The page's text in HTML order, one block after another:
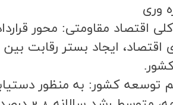
وري
كلي اقتصاد مقاومتی: محور
اقتصاد، ايجاد بستر رقابت